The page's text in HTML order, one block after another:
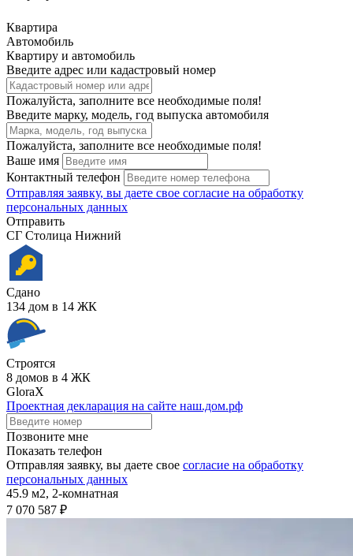
Квартира
Автомобиль
Квартиру и автомобиль
Введите адрес или кадастровый номер
Пожалуйста, заполните все необходимые поля!
Введите марку, модель, год выпуска автомобиля
Пожалуйста, заполните все необходимые поля!
Ваше имя
Контактный телефон
Отправляя заявку, вы даете свое согласие на обработку
персональных данных
Отправить
СГ Столица Нижний
Сдано
134 дом в 14 ЖК
Строятся
8 домов в 4 ЖК
GloraX
Проектная декларация на сайте наш.дом.рф
Позвоните мне
Показать телефон
Отправляя заявку, вы даете свое согласие на обработку
персональных данных
45.9 м2, 2-комнатная
7 070 587 ₽